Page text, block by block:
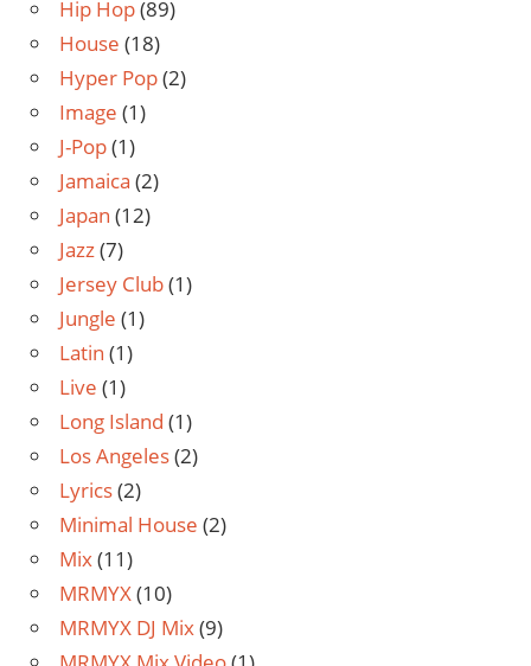
Hip Hop(89)
House (18)
Hyper Pop(2)
Image (1)
J-Pop(1)
Jamaica (2)
Japan (12)
Jazz(7)
Jersey Club(1)
Jungle (1)
Latin (1)
Live (1)
Long Island (1)
Los Angeles(2)
Lyrics(2)
Minimal House (2)
Mix(11)
MRMYX(10)
MRMYX DJ Mix(9)